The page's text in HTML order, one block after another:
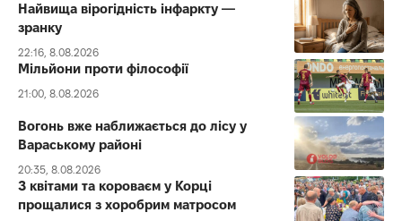
Найвища вірогідність інфаркту —
зранку
22:16, 8.08.2026
Мільйони проти філософії
21:00, 8.08.2026
Вогонь вже наближається до лісу у
Вараському районі
20:35, 8.08.2026
З квітами та короваєм у Корці
прощалися з хоробрим матросом